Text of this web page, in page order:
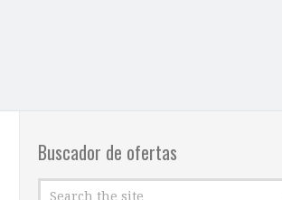
Buscador de ofertas